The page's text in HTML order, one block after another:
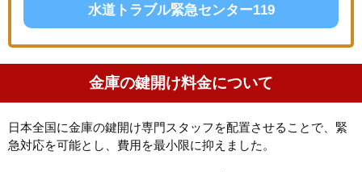
水道トラブル緊急センター119
金庫の鍵開け料金について
日本全国に金庫の鍵開け専門スタッフを配置させることで、緊
急対応を可能とし、費用を最小限に抑えました。